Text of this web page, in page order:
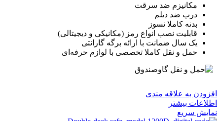
مکانیزم ضد سرقت
درب ضد دیلم
بدنه کاملا نسوز
قابلیت نصب انواع رمز (مکانیکی و دیجیتالی)
یک سال ضمانت با ارائه برگه گارانتی
حمل و نقل کاملا تخصصی با لوازم حرفه‌ای
افزودن به علاقه مندی
اطلاعات بیشتر
نمایش سریع